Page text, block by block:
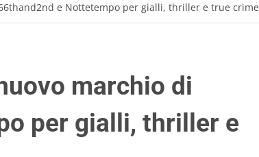
e Nottetempo per gialli, thriller e true crime
marchio di
per gialli, thriller e